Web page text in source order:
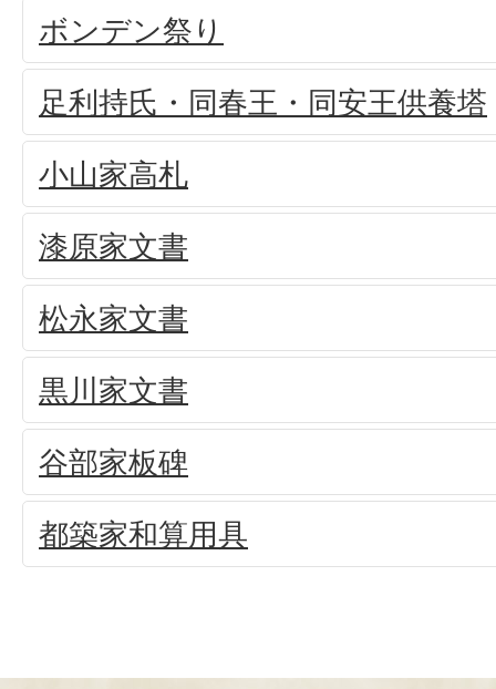
ボンデン祭り
足利持氏・同春王・同安王供養塔
小山家高札
漆原家文書
松永家文書
黒川家文書
谷部家板碑
都築家和算用具